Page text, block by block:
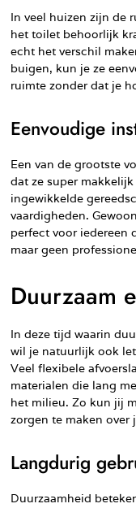
In veel huizen zijn de
het toilet behoorlijk
echt het verschil
buigen, kun je ze
ruimte zonder dat je
Eenvoudige
Een van de grootste
dat ze super
ingewikkelde
vaardigheden.
perfect voor iedereen
maar geen
Duurzaam
In deze tijd waarin
wil je natuurlijk ook
Veel flexibele
materialen die lang
het milieu. Zo kun jij
zorgen te maken over
Langdurig
Duurzaamheid